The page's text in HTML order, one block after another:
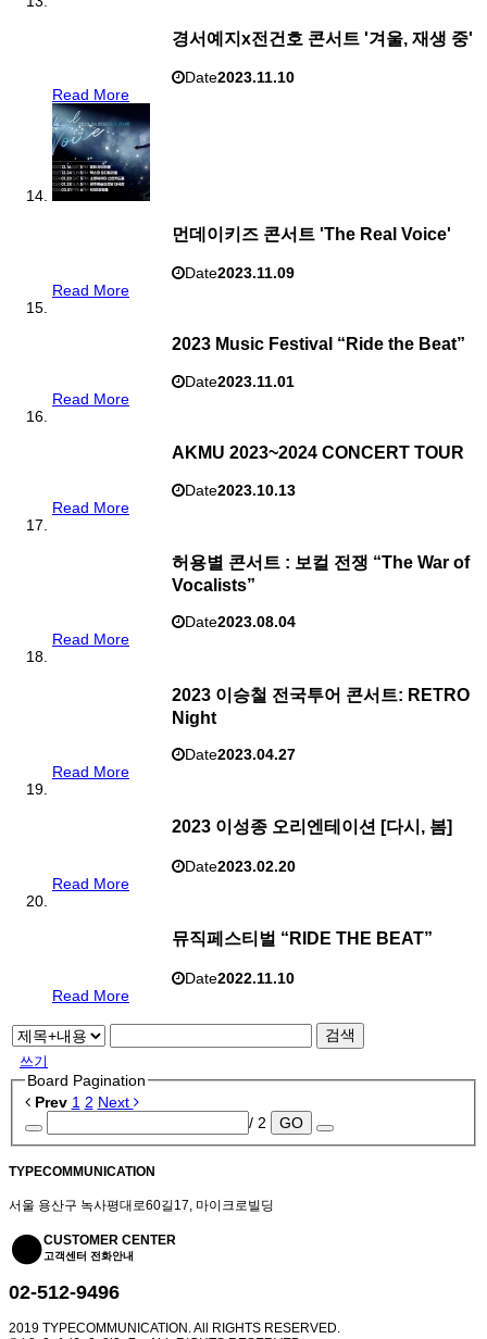
경서예지x전건호 콘서트 '겨울, 재생 중'
Date2023.11.10
Read More
먼데이키즈 콘서트 'The Real Voice'
Date2023.11.09
Read More
2023 Music Festival “Ride the Beat”
Date2023.11.01
Read More
AKMU 2023~2024 CONCERT TOUR
Date2023.10.13
Read More
허용별 콘서트 : 보컬 전쟁 “The War of
Vocalists”
Date2023.08.04
Read More
2023 이승철 전국투어 콘서트: RETRO
Night
Date2023.04.27
Read More
2023 이성종 오리엔테이션 [다시, 봄]
Date2023.02.20
Read More
뮤직페스티벌 “RIDE THE BEAT”
Date2022.11.10
Read More
검색
쓰기
Board Pagination
Prev 1 2 Next
/ 2
GO
TYPECOMMUNICATION
서울 용산구 녹사평대로60길17, 마이크로빌딩
CUSTOMER CENTER
고객센터 전화안내
02-512-9496
2019 TYPECOMMUNICATION. All RIGHTS RESERVED.